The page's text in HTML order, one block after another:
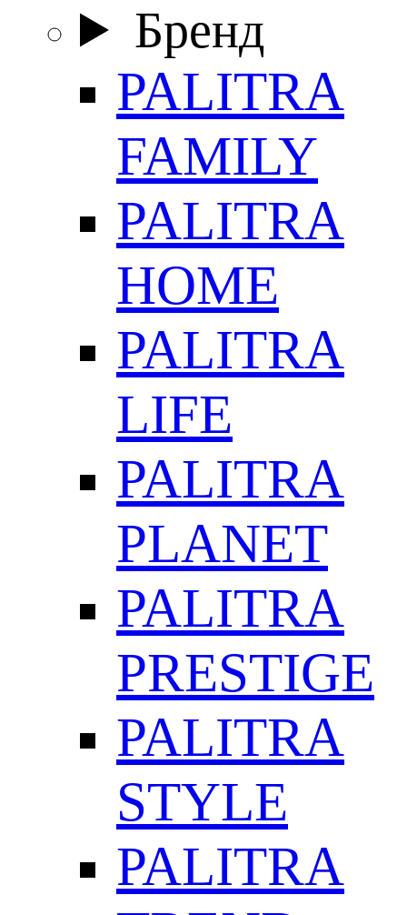
Бренд
PALITRA
FAMILY
PALITRA
HOME
PALITRA
LIFE
PALITRA
PLANET
PALITRA
PRESTIGE
PALITRA
STYLE
PALITRA